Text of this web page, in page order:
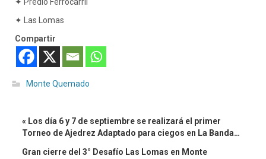
✦ Predio Ferrocarril
✦ Las Lomas
Compartir
Monte Quemado
« Los día 6 y 7 de septiembre se realizará el primer
Torneo de Ajedrez Adaptado para ciegos en La Banda…
Gran cierre del 3° Desafío Las Lomas en Monte